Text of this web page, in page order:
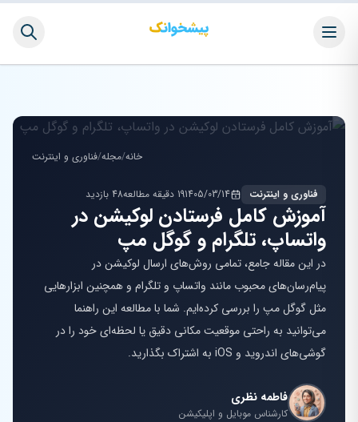
خانه/مجله/فناوری و اینترنت
فناوری و اینترنت 1405/03/1419 دقیقه مطالعه 48 بازدید
آموزش کامل فرستادن لوکیشن در
واتساپ، تلگرام و گوگل مپ
در این مقاله جامع، تمامی روش‌های ارسال لوکیشن در
پیام‌رسان‌های محبوب مانند واتساپ و تلگرام و همچنین ابزارهایی
مثل گوگل مپ را بررسی کرده‌ایم. شما با مطالعه این راهنما
می‌توانید به راحتی موقعیت مکانی دقیق یا لحظه‌ای خود را در
گوشی‌های اندروید و iOS به اشتراک بگذارید.
فاطمه نظری
کارشناس موبایل و اپلیکیشن